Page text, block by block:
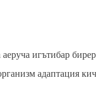
аеруча игътибар
адаптация